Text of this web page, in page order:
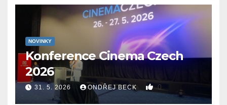
NOVINKY
Konference Cinema Czech
2026
31. 5. 2026 ONDŘEJ BECK 0